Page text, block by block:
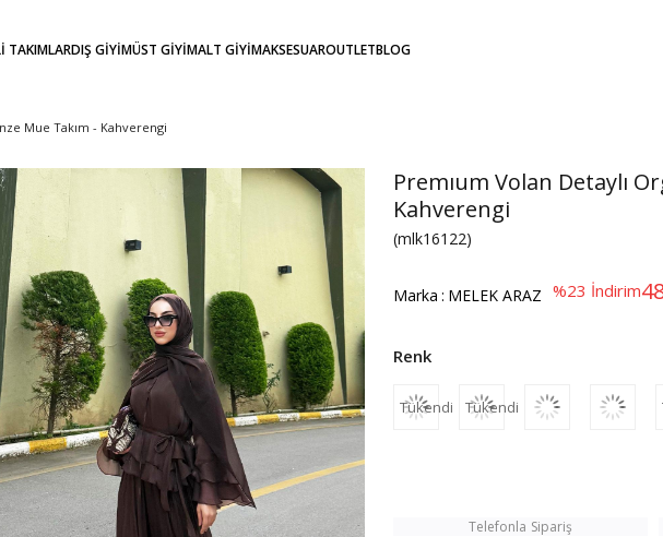
TAKIMLARDIŞ GİYİMÜST GİYİMALT GİYİMAKSESUAROUTLETBLOG
Mue Takım - Kahverengi
Premıum Volan Detaylı
Kahverengi
(mlk16122)
Marka : MELEK ARAZ %23 İndirim
Tükendi Tükendi
Telefonla Sipariş